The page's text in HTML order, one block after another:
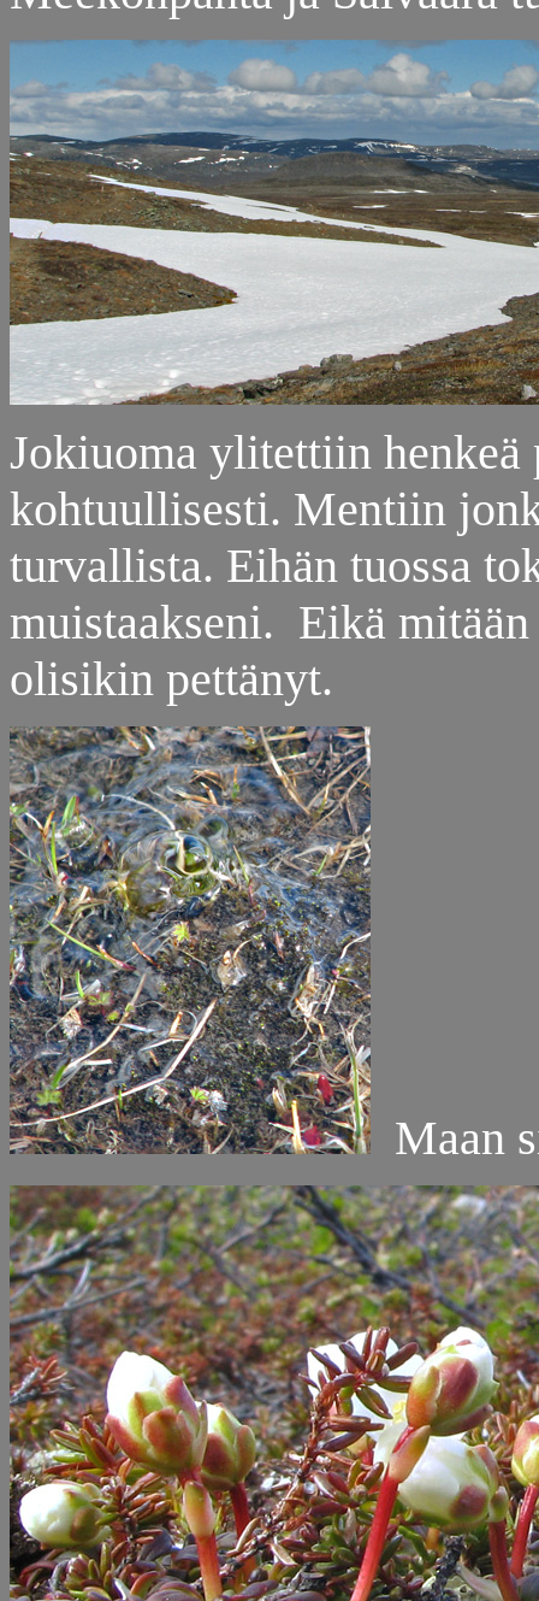
Jokiuoma ylitettiin
kohtuullisesti. Mentiin
turvallista. Eihän tuossa
muistaakseni. Eikä
olisikin pettänyt.
Maan